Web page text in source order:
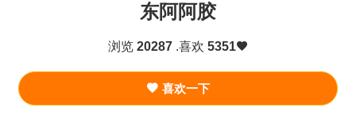
东阿阿胶
浏览 20287.喜欢 5351
喜欢一下